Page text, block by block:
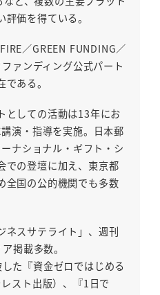
価を得ている。
／GREEN FUNDING／
ァンディング公式パート
ある。
としての活動は13年にお
演・指導を実施。日本郵
ナショナル・ギフト・シ
での登壇に加え、東京都
全国の公的機関でも多数
ネスサテライト」、週刊
掲載多数。
た『資金ゼロではじめる
スト出版）、『1日で